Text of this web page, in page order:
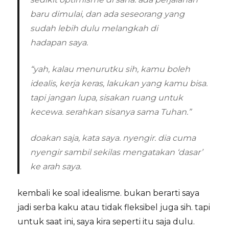
baru dimulai, dan ada seseorang yang
sudah lebih dulu melangkah di
hadapan saya.
“yah, kalau menurutku sih, kamu boleh
idealis, kerja keras, lakukan yang kamu bisa.
tapi jangan lupa, sisakan ruang untuk
kecewa. serahkan sisanya sama Tuhan.”
doakan saja, kata saya. nyengir. dia cuma
nyengir sambil sekilas mengatakan ‘dasar’
ke arah saya.
kembali ke soal idealisme. bukan berarti saya
jadi serba kaku atau tidak fleksibel juga sih. tapi
untuk saat ini, saya kira seperti itu saja dulu.